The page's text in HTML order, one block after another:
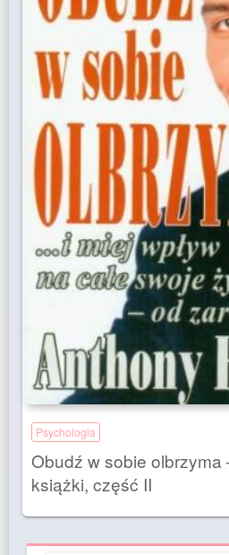
Psychologia
Obudź w sobie olbrzyma
książki, część II